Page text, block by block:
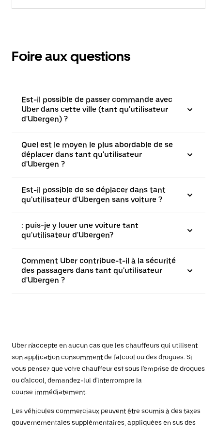
Foire aux questions
Est-il possible de passer commande avec
Uber dans cette ville (tant qu'utilisateur
d'Ubergen) ?
Quel est le moyen le plus abordable de se
déplacer dans tant qu'utilisateur
d'Ubergen ?
Est-il possible de se déplacer dans tant
qu'utilisateur d'Ubergen sans voiture ?
: puis-je y louer une voiture tant
qu'utilisateur d'Ubergen?
Comment Uber contribue-t-il à la sécurité
des passagers dans tant qu'utilisateur
d'Ubergen ?
Uber n'accepte en aucun cas que les chauffeurs qui utilisent
son application consomment de l'alcool ou des drogues. Si
vous pensez que votre chauffeur est sous l'emprise de drogues
ou d'alcool, demandez-lui d'interrompre la
course immédiatement.
Les véhicules commerciaux peuvent être soumis à des taxes
gouvernementales supplémentaires, appliquées en sus des